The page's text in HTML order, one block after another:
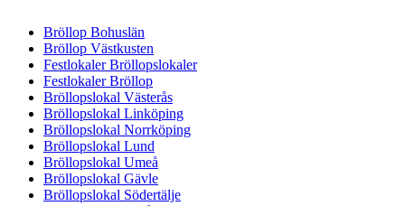
Bröllop Bohuslän
Bröllop Västkusten
Festlokaler Bröllopslokaler
Festlokaler Bröllop
Bröllopslokal Västerås
Bröllopslokal Linköping
Bröllopslokal Norrköping
Bröllopslokal Lund
Bröllopslokal Umeå
Bröllopslokal Gävle
Bröllopslokal Södertälje